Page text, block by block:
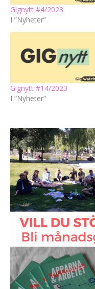
Gignytt #4/2023
I ”Nyheter”
Gignytt #14/2023
I ”Nyheter”